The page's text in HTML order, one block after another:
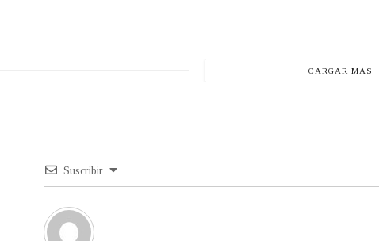
CARGAR MÁS
Suscribir